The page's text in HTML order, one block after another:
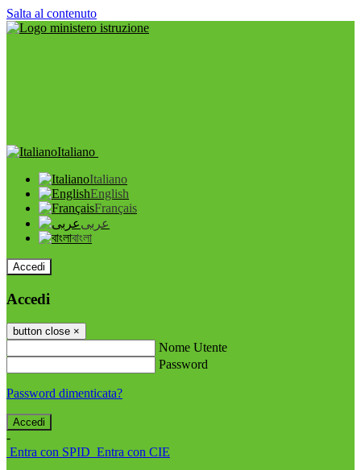
Salta al contenuto
Italiano
Italiano
English
Français
عربى
বাংলা
Accedi
Accedi
button close ×
Nome Utente
Password
Password dimenticata?
-
Entra con SPID Entra con CIE